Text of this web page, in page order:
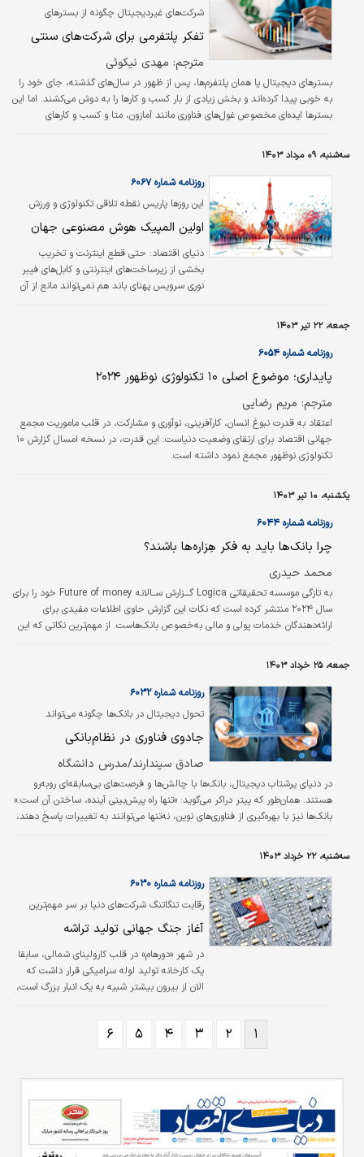
شرکت‌های غیردیجیتال چگونه از بسترهای
تفکر پلتفرمی برای شرکت‌های سنتی
مترجم: مهدی نیکوئی
بسترهای دیجیتال یا همان پلتفرم‏‌ها، پس از ظهور در سال‌های گذشته، جای خود را
به خوبی پیدا کرده‏‌اند و بخش زیادی از بار کسب و کارها را به دوش می‏‌کشند. اما این
بسترها ایده‏‌ای مخصوص غول‏‌های فناوری مانند آمازون، متا و کسب و کارهای
می‏‌پردازیم که تفکر پلتفرمی چگونه می‌تواند مثل ابزاری برای تحول دیجیتال هر
کسب و کار و حتی شرکت‌های سنتی و ریشه‏‌دار استفاده شود. طی دو دهه گذشته،
فضای جهانی کسب و کار به طور بنیادینی تغییر…
سه‌شنبه، ۰۹ مرداد ۱۴۰۳
این روزها پاریس نقطه تلاقی تکنولوژی و ورزش
روزنامه شماره ۶۰۶۷
اولین المپیک هوش مصنوعی جهان
دنیای اقتصاد: حتی قطع اینترنت و تخریب
بخشی از زیرساخت‌های اینترنتی و کابل‌های فیبر
نوری سرویس پهنای باند هم نمی‌تواند مانع از آن
باز کرده و حتی با فراهم کردن بستر استعدادیابی،
حالا بازی‌های المپیک پاریس قرار است با کمترین
خطا در قضاوت و بیشترین…
جمعه، ۲۲ تیر ۱۴۰۳
روزنامه شماره ۶۰۵۴
پایداری؛ موضوع اصلی ۱۰ تکنولوژی نوظهور ۲۰۲۴
مترجم: مریم رضایی
اعتقاد به قدرت نبوغ انسان، کارآفرینی، نوآوری و مشارکت، در قلب ماموریت مجمع
جهانی اقتصاد برای ارتقای وضعیت دنیاست. این قدرت، در نسخه امسال گزارش ۱۰
تکنولوژی نوظهور مجمع نمود داشته است.
یکشنبه، ۱۰ تیر ۱۴۰۳
روزنامه شماره ۶۰۴۴
چرا بانک‌ها باید به فکر هِزاره‌‌‌ها باشند؟
محمد حیدری
به تازگی موسسه تحقیقاتی Logica گـــزارش ســالانه Future of money خود را برای
سال ۲۰۲۴ منتشر کرده است که نکات این گزارش حاوی اطلاعات مفیدی برای
ارائه‌دهندگان خدمات پولی و مالی به‌خصوص بانک‌هاست. از مهم‌ترین نکاتی که این
اینترنت، لپ‌تاپ، تلفن‌‌‌های همراه و دیگر دستگاه‌‌‌های دیجیتال از مظاهر استفاده از
تکنولوژی در زندگی روزمره انسان‌‌‌ها به شمار می‌‌‌روند؛ به‌طوری که در دسترس نبودن
چند‌ساعته هر یک از این موارد ممکن است برای…
جمعه، ۲۵ خرداد ۱۴۰۳
تحول دیجیتال در بانک‌ها چگونه می‌تواند
روزنامه شماره ۶۰۳۲
جادوی فناوری در نظام‌بانکی
صادق سپندارند/مدرس دانشگاه
در دنیای پرشتاب دیجیتال، بانک‌ها با چالش‌‌ها و فرصت‌‌های بی‌‌سابقه‌‌ای روبه‌رو
هستند. همان‌طور که پیتر دراکر می‌‌گوید: «تنها راه پیش‌بینی آینده، ساختن آن است.»
بانک‌ها نیز با بهره‌‌گیری از فناوری‌‌های نوین، نه‌‌تنها می‌توانند به تغییرات پاسخ دهند،
پیشرفته، بانک‌ها باید خدمات خود را بهبود بخشند و به نیازهای جدید مشتریان
نیز پاسخ دهند و تجربه‌‌ای بی‌‌نظیر برای آنان فراهم کنند.
سه‌شنبه، ۲۲ خرداد ۱۴۰۳
رقابت تنگاتنگ شرکت‌های دنیا بر سر مهم‌ترین
تکنولوژی امروز
روزنامه شماره ۶۰۳۰
آغاز جنگ جهانی تولید تراشه
در شهر «دورهام» در قلب کارولینای شمالی، سابقا
یک کارخانه تولید لوله سرامیکی قرار داشت که
الان از بیرون بیشتر شبیه به یک انبار بزرگ است،
مرکز متعلق به شرکت «پراگماتیک» است که دفتر
امیدوارند طی یک دهه آینده، بیش از ۱۰۰ کارخانه
تولید تراشه در سراسر جهان احداث کنند.
۱ ۲ ۳ ۴ ۵ ۶